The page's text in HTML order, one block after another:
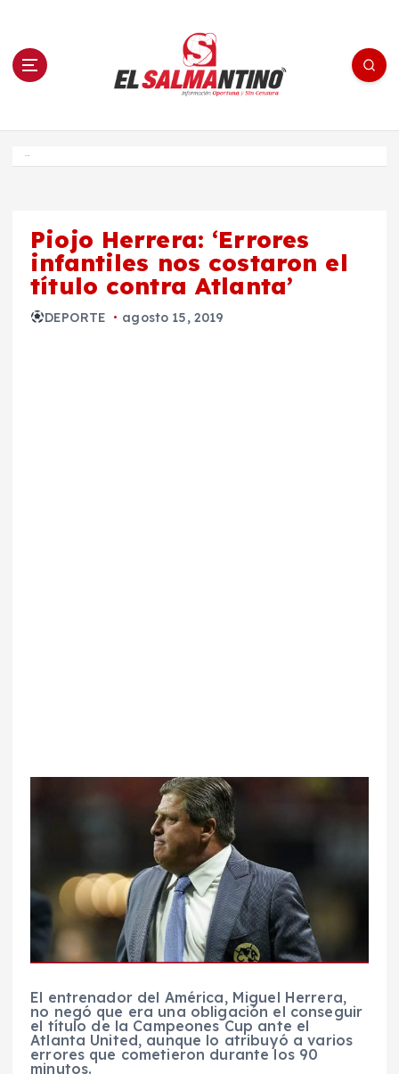
n El Salmantino - medios/noticias/editorial
Piojo Herrera: ‘Errores
infantiles nos costaron el
título contra Atlanta’
DEPORTE agosto 15, 2019
El entrenador del América, Miguel Herrera,
no negó que era una obligación el conseguir
el título de la Campeones Cup ante el
Atlanta United, aunque lo atribuyó a varios
errores que cometieron durante los 90
minutos.